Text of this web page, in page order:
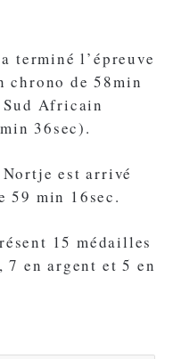
terminé l’épreuve
chrono de 58min
Sud Africain
36sec).
est arrivé
59 min 16sec.
15 médailles
7 en argent et 5 en